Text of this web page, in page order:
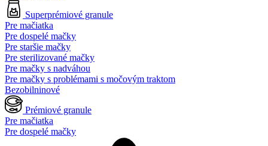
Superprémiové granule
Pre mačiatka
Pre dospelé mačky
Pre staršie mačky
Pre sterilizované mačky
Pre mačky s nadváhou
Pre mačky s problémami s močovým traktom
Bezobilninové
Prémiové granule
Pre mačiatka
Pre dospelé mačky